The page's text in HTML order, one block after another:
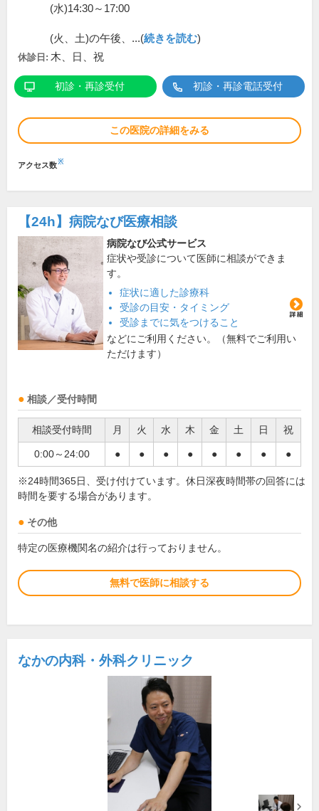
(水)14:30～17:00
(火、土)の午後、...(続きを読む)
休診日: 木、日、祝
初診・再診受付 初診・再診電話受付
この医院の詳細をみる
アクセス数※
【24h】 病院なび医療相談
病院なび公式サービス
症状や受診について医師に相談ができま
す。
症状に適した診療科
受診の目安・タイミング
受診までに気をつけること
などにご利用ください。（無料でご利用い
ただけます）
相談／受付時間
相談受付時間 月 火 水 木 金 土 日 祝
0:00～24:00 ● ● ● ● ● ● ● ●
※24時間365日、受け付けています。休日深夜時間帯の回答には
時間を要する場合があります。
その他
特定の医療機関名の紹介は行っておりません。
無料で医師に相談する
なかの内科・外科クリニック